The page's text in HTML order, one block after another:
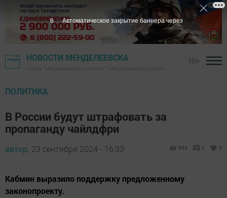
НОВОСТИ МЕНДЕЛЕЕВСКА
ПОЛИТИКА
В России будут штрафовать за
пропаганду чайлдфри
автор, 23 сентября 2024 - 16:33 694 0 0
Кабмин выразило поддержку предложенному
законопроекту.
5 Автоматическое закрытие баннера через